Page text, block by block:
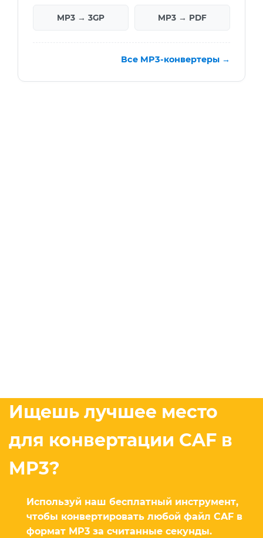
MP3 → 3GP MP3 → PDF
Все MP3-конвертеры →
Ищешь лучшее место
для конвертации CAF в
MP3?
Используй наш бесплатный инструмент,
чтобы конвертировать любой файл CAF в
формат MP3 за считанные секунды.